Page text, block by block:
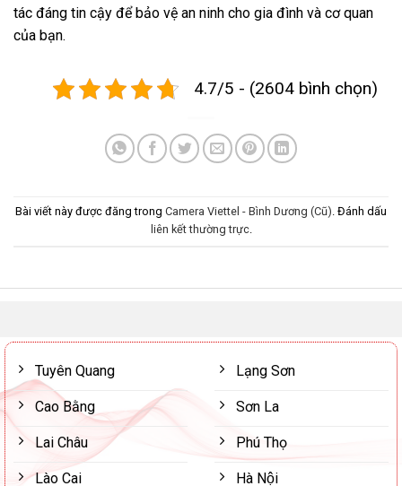
tác đáng tin cậy để bảo vệ an ninh cho gia đình và cơ quan
của bạn.
4.7/5 - (2604 bình chọn)
Bài viết này được đăng trong Camera Viettel - Bình Dương (Cũ). Đánh dấu
liên kết thường trực.
Tuyên Quang
Cao Bằng
Lai Châu
Lào Cai
Lạng Sơn
Sơn La
Phú Thọ
Hà Nội